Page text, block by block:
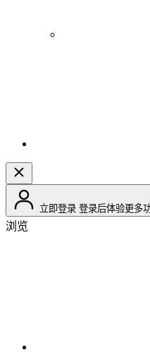
立即登录 登录后体验更多
浏览